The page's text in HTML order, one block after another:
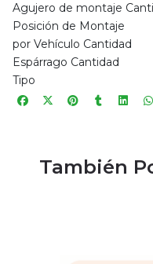
Agujero de montaje
Posición de Montaje
por Vehículo Cantidad
Espárrago Cantidad
Tipo
También